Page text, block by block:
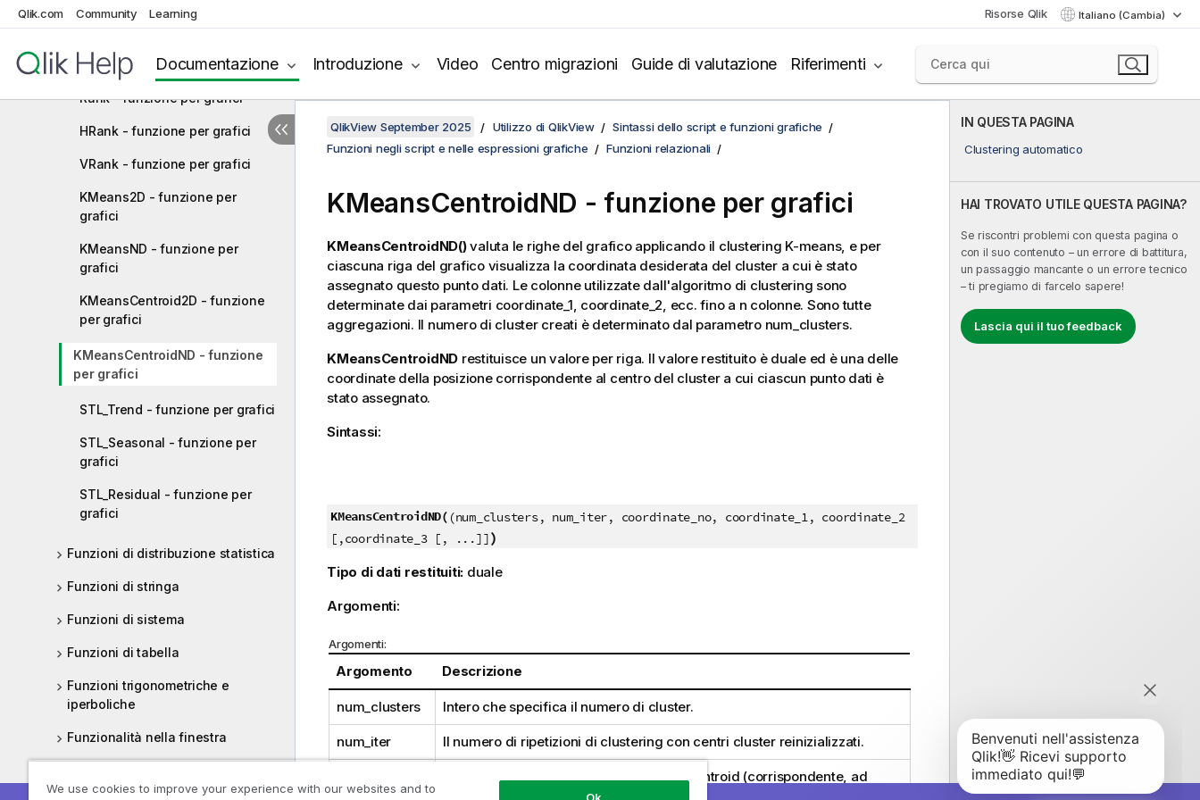
Qlik.com Community Learning Risorse Qlik Italiano (Cambia)
Documentazione Introduzione Video Centro migrazioni Guide di valutazione Riferimenti
Funzioni relazionali
Rank - funzione per grafici
HRank - funzione per grafici
VRank - funzione per grafici
KMeans2D - funzione per
grafici
KMeansND - funzione per
grafici
KMeansCentroid2D - funzione
per grafici
KMeansCentroidND - funzione
per grafici
STL_Trend - funzione per grafici
STL_Seasonal - funzione per
grafici
STL_Residual - funzione per
grafici
Funzioni di distribuzione statistica
Funzioni di stringa
Funzioni di sistema
Funzioni di tabella
Funzioni trigonometriche e
iperboliche
Funzionalità nella finestra
Sicurezza
IN QUESTA PAGINA
Clustering automatico
HAI TROVATO UTILE QUESTA PAGINA?
Se riscontri problemi con questa pagina o
con il suo contenuto – un errore di battitura,
un passaggio mancante o un errore tecnico
– ti pregiamo di farcelo sapere!
Lascia qui il tuo feedback
QlikView September 2025 Utilizzo di QlikView
Sintassi dello script e funzioni grafiche
Funzioni negli script e nelle espressioni grafiche
Funzioni relazionali
KMeansCentroidND - funzione per grafici
KMeansCentroidND()valuta le righe del grafico applicando il clustering K-means, e per
ciascuna riga del grafico visualizza la coordinata desiderata del cluster a cui è stato
assegnato questo punto dati. Le colonne utilizzate dall'algoritmo di clustering sono
determinate dai parametri coordinate_1, coordinate_2, ecc. fino a n colonne. Sono tutte
aggregazioni. Il numero di cluster creati è determinato dal parametro num_clusters.
KMeansCentroidND restituisce un valore per riga. Il valore restituito è duale ed è una delle
coordinate della posizione corrispondente al centro del cluster a cui ciascun punto dati è
stato assegnato.
Sintassi:
KMeansCentroidND( (num_clusters, num_iter, coordinate_no, coordinate_1, coordinate_2
[,coordinate_3 [, ...]])
Tipo di dati restituiti: duale
Argomenti:
Argomenti:
Argomento Descrizione
num_clusters Intero che specifica il numero di cluster.
num_iter Il numero di ripetizioni di clustering con centri cluster reinizializzati.
Il numero di coordinata desiderato dei centroid (corrispondente, ad
esempio, all'asse x, y o z).
We use cookies to improve your experience with our websites and to